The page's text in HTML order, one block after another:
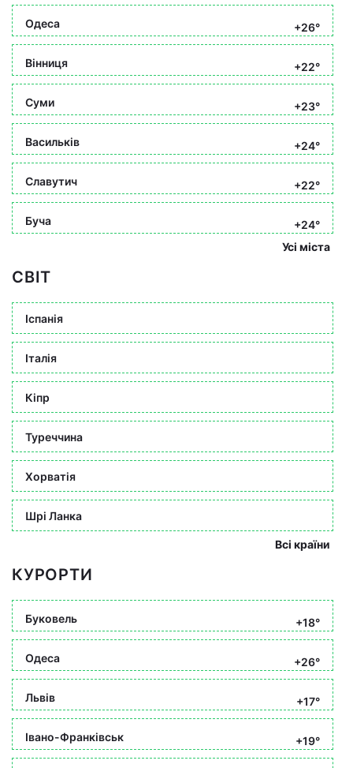
Одеса +26°
Вінниця +22°
Суми +23°
Васильків +24°
Славутич +22°
Буча
+24°
Усі міста
СВІТ
Іспанія
Італія
Кіпр
Туреччина
Хорватія
Шрі Ланка
Всі країни
КУРОРТИ
Буковель +18°
Одеса +26°
Львів +17°
Івано-Франківськ +19°